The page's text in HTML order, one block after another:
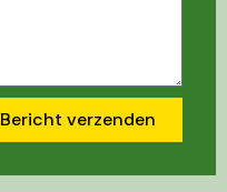
Bericht verzenden